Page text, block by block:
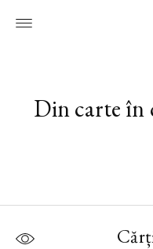
Din carte în